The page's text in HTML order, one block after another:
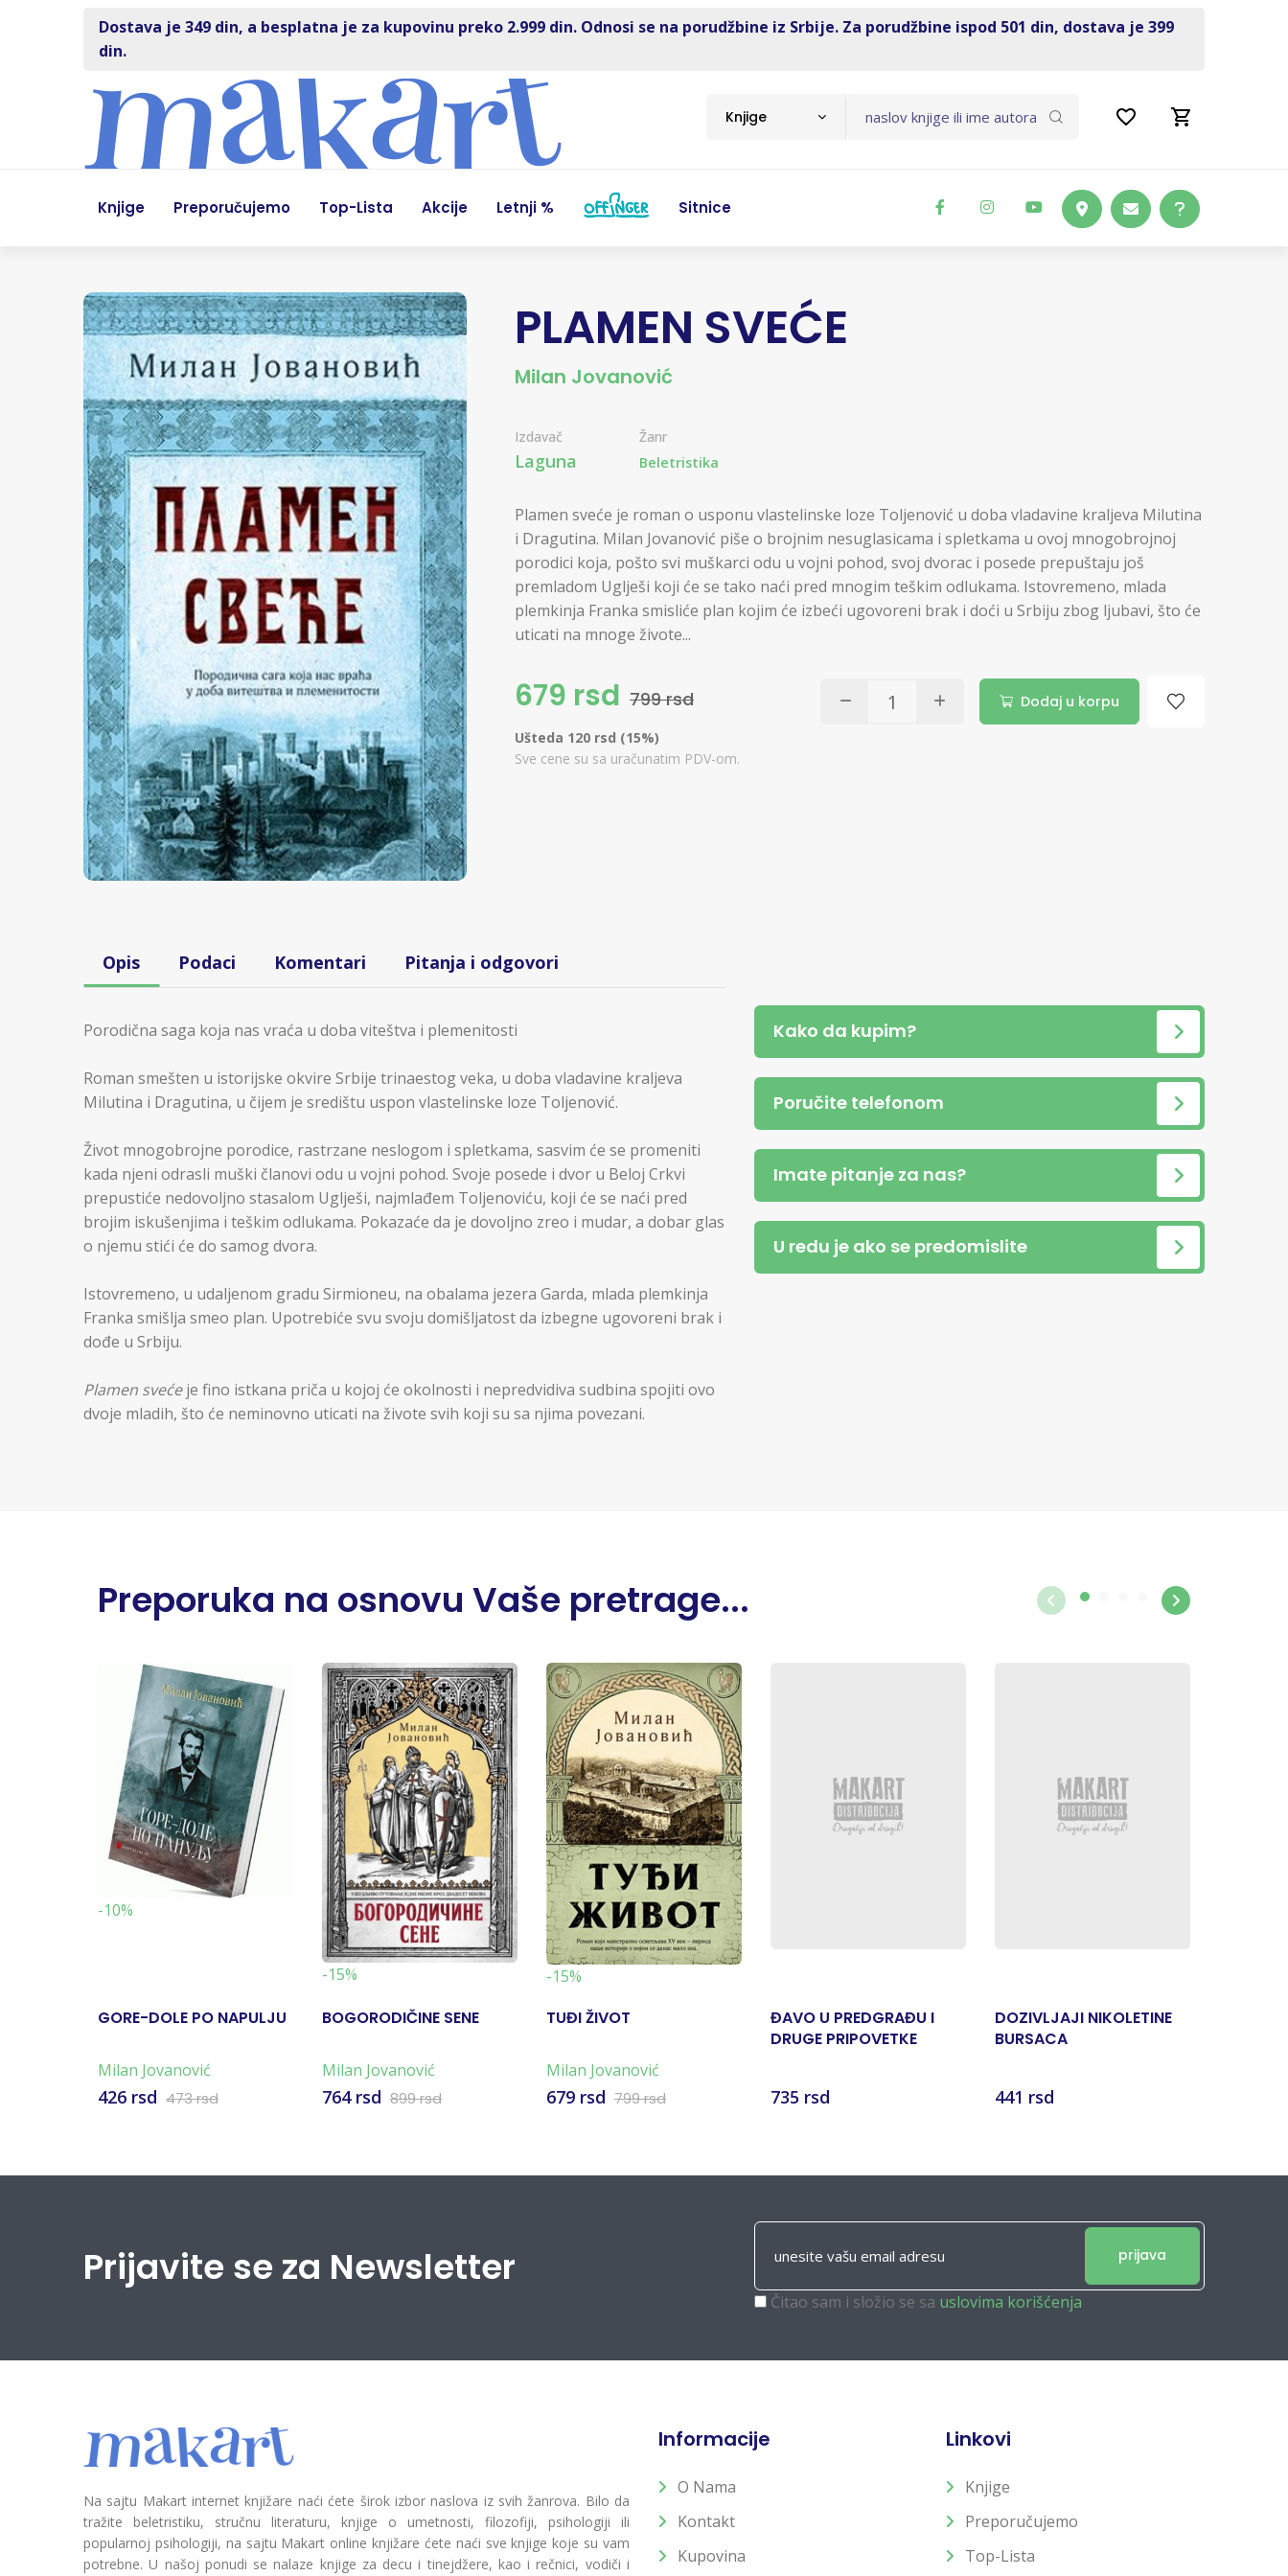
Dostava je 349 din, a besplatna je za kupovinu preko 2.999 din. Odnosi se na porudžbine iz Srbije. Za porudžbine ispod 501 din, dostava je 399
din.
Knjige
Knjige Preporučujemo Top-Lista Akcije Letnji % Sitnice
PLAMEN SVEĆE
Milan Jovanović
Izdavač
Laguna
Žanr
Beletristika
Plamen sveće je roman o usponu vlastelinske loze Toljenović u doba vladavine kraljeva Milutina
i Dragutina. Milan Jovanović piše o brojnim nesuglasicama i spletkama u ovoj mnogobrojnoj
porodici koja, pošto svi muškarci odu u vojni pohod, svoj dvorac i posede prepuštaju još
premladom Uglješi koji će se tako naći pred mnogim teškim odlukama. Istovremeno, mlada
plemkinja Franka smisliće plan kojim će izbeći ugovoreni brak i doći u Srbiju zbog ljubavi, što će
uticati na mnoge živote...
679 rsd 799 rsd Dodaj u korpu
Ušteda 120 rsd (15%)
Sve cene su sa uračunatim PDV-om.
Opis Podaci Komentari Pitanja i odgovori
Porodična saga koja nas vraća u doba viteštva i plemenitosti
Roman smešten u istorijske okvire Srbije trinaestog veka, u doba vladavine kraljeva
Milutina i Dragutina, u čijem je središtu uspon vlastelinske loze Toljenović.
Život mnogobrojne porodice, rastrzane neslogom i spletkama, sasvim će se promeniti
kada njeni odrasli muški članovi odu u vojni pohod. Svoje posede i dvor u Beloj Crkvi
prepustiće nedovoljno stasalom Uglješi, najmlađem Toljenoviću, koji će se naći pred
brojim iskušenjima i teškim odlukama. Pokazaće da je dovoljno zreo i mudar, a dobar glas
o njemu stići će do samog dvora.
Istovremeno, u udaljenom gradu Sirmioneu, na obalama jezera Garda, mlada plemkinja
Franka smišlja smeo plan. Upotrebiće svu svoju domišljatost da izbegne ugovoreni brak i
dođe u Srbiju.
Plamen svećeje fino istkana priča u kojoj će okolnosti i nepredvidiva sudbina spojiti ovo
dvoje mladih, što će neminovno uticati na živote svih koji su sa njima povezani.
Kako da kupim?
Poručite telefonom
Imate pitanje za nas?
U redu je ako se predomislite
Preporuka na osnovu Vaše pretrage...
-10%
GORE-DOLE PO NAPULJU
Milan Jovanović
426 rsd 473 rsd
-15%
BOGORODIČINE SENE
Milan Jovanović
764 rsd 899 rsd
-15%
TUĐI ŽIVOT
Milan Jovanović
679 rsd 799 rsd
ĐAVO U PREDGRAĐU I
DRUGE PRIPOVETKE
735 rsd
DOZIVLJAJI NIKOLETINE
BURSACA
441 rsd
Prijavite se za Newsletter prijava
Čitao sam i složio se sa uslovima korišćenja
Na sajtu Makart internet knjižare naći ćete širok izbor naslova iz svih žanrova. Bilo da
tražite beletristiku, stručnu literaturu, knjige o umetnosti, filozofiji, psihologiji ili
popularnoj psihologiji, na sajtu Makart online knjižare ćete naći sve knjige koje su vam
potrebne. U našoj ponudi se nalaze knjige za decu i tinejdžere, kao i rečnici, vodiči i
Informacije
O Nama
Kontakt
Kupovina
Linkovi
Knjige
Preporučujemo
Top-Lista